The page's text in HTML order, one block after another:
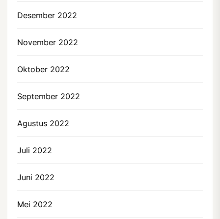
Desember 2022
November 2022
Oktober 2022
September 2022
Agustus 2022
Juli 2022
Juni 2022
Mei 2022